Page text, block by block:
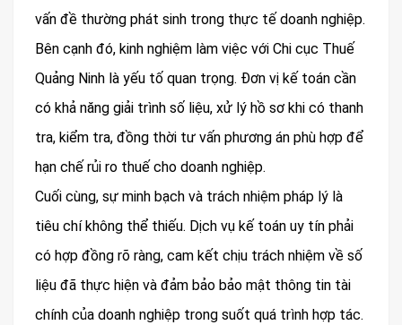
vấn đề thường phát sinh trong thực tế doanh nghiệp.
Bên cạnh đó, kinh nghiệm làm việc với Chi cục Thuế
Quảng Ninh là yếu tố quan trọng. Đơn vị kế toán cần
có khả năng giải trình số liệu, xử lý hồ sơ khi có thanh
tra, kiểm tra, đồng thời tư vấn phương án phù hợp để
hạn chế rủi ro thuế cho doanh nghiệp.
Cuối cùng, sự minh bạch và trách nhiệm pháp lý là
tiêu chí không thể thiếu. Dịch vụ kế toán uy tín phải
có hợp đồng rõ ràng, cam kết chịu trách nhiệm về số
liệu đã thực hiện và đảm bảo bảo mật thông tin tài
chính của doanh nghiệp trong suốt quá trình hợp tác.